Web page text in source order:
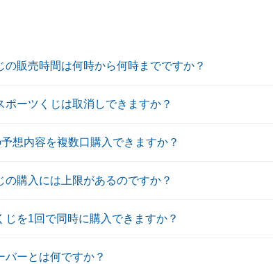
の販売時間は何時から何時までですか？
ポーツくじは取消しできますか？
想内容を複数口購入できますか？
の購入には上限があるのですか？
じを1回で同時に購入できますか？
バーとは何ですか？